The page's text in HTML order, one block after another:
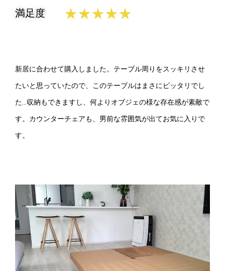
満足度 ★★★★★
新居に合わせて購入しました。テーブル周りをスッキリさせ
たいと思っていたので、このテーブルはまさにピッタリでし
た…収納もできますし、何よりオブジェの様な存在感が素敵で
す。カウンターチェアも、男前な雰囲気が出てお気に入りで
す。